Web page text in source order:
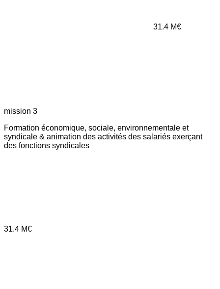
31.4 M€
mission 3
Formation économique, sociale, environnementale et
syndicale & animation des activités des salariés exerçant
des fonctions syndicales
31.4 M€